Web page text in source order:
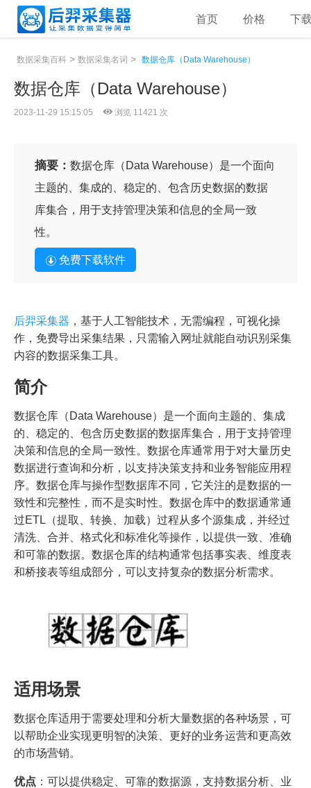
首页 价格 下
数据采集百科 > 数据采集名词 > 数据仓库（Data Warehouse）
数据仓库（Data Warehouse）
2023-11-29 15:15:05 浏览 11421 次
摘要： 数据仓库（Data Warehouse）是一个面向
主题的、集成的、稳定的、包含历史数据的数据
库集合，用于支持管理决策和信息的全局一致
性。
免费下载软件
后羿采集器 ，基于人工智能技术，无需编程，可视化操
作，免费导出采集结果，只需输入网址就能自动识别采集
内容的数据采集工具。
简介
数据仓库（Data Warehouse）是一个面向主题的、集成
的、稳定的、包含历史数据的数据库集合，用于支持管理
决策和信息的全局一致性。数据仓库通常用于对大量历史
数据进行查询和分析，以支持决策支持和业务智能应用程
序。数据仓库与操作型数据库不同，它关注的是数据的一
致性和完整性，而不是实时性。数据仓库中的数据通常通
过ETL（提取、转换、加载）过程从多个源集成，并经过
清洗、合并、格式化和标准化等操作，以提供一致、准确
和可靠的数据。数据仓库的结构通常包括事实表、维度表
和桥接表等组成部分，可以支持复杂的数据分析需求。
适用场景
数据仓库适用于需要处理和分析大量数据的各种场景，可
以帮助企业实现更明智的决策、更好的业务运营和更高效
的市场营销。
优点 ：可以提供稳定、可靠的数据源，支持数据分析、业